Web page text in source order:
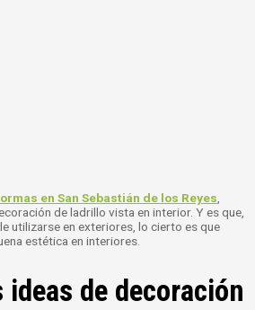
en San Sebastián de los Reyes
de ladrillo vista en interior. Y es que,
utilizarse en exteriores, lo cierto es que
estética en interiores.
ideas de decoración